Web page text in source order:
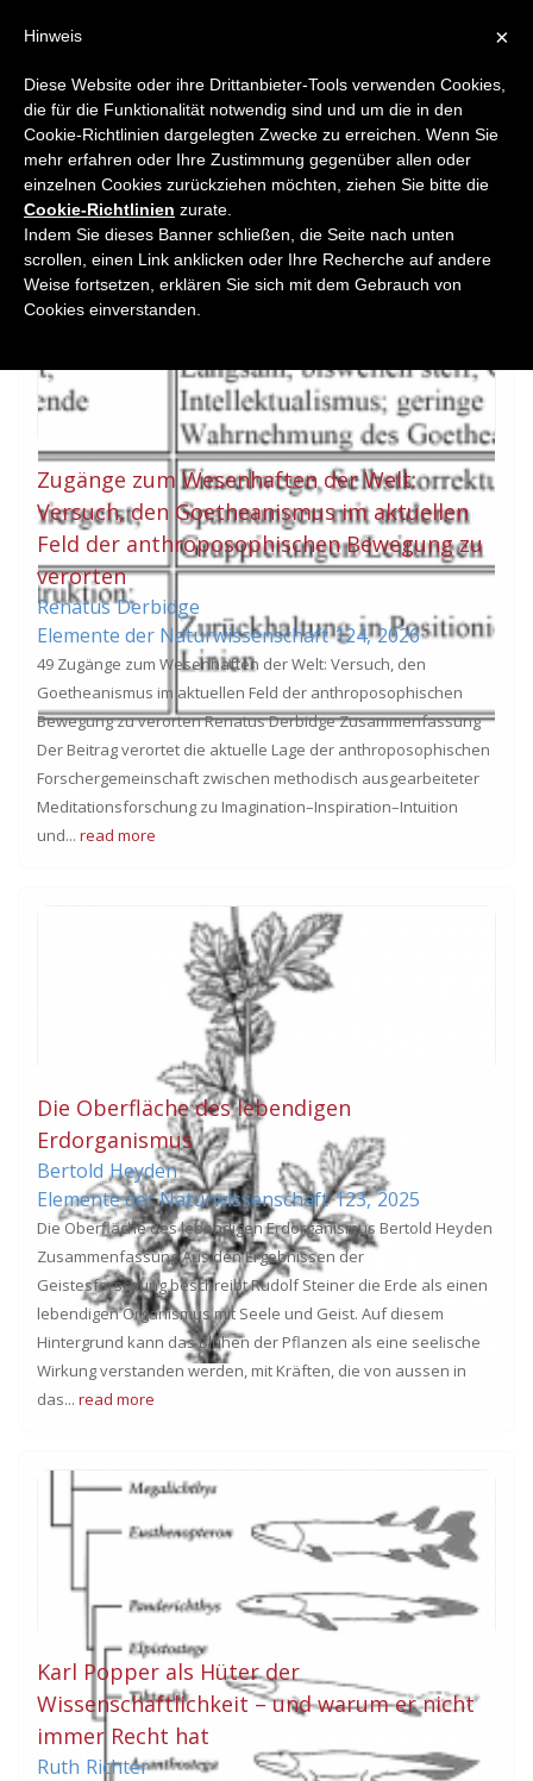
Home
Essay
Zugänge zum Wesenhaften der Welt:
Versuch, den Goetheanismus im aktuellen
Feld der anthroposophischen Bewegung zu
verorten
Renatus Derbidge
Elemente der Naturwissenschaft 124, 2026
49 Zugänge zum Wesenhaften der Welt: Versuch, den
Goetheanismus im aktuellen Feld der anthroposophischen
Bewegung zu verorten Renatus Derbidge Zusammenfassung
Der Beitrag verortet die aktuelle Lage der anthroposophischen
Forschergemeinschaft zwischen methodisch ausgearbeiteter
Meditationsforschung zu Imagination–Inspiration–Intuition
und... read more
Die Oberfläche des lebendigen
Erdorganismus
Bertold Heyden
Elemente der Naturwissenschaft 123, 2025
Die Oberfläche des lebendigen Erdorganismus Bertold Heyden
Zusammenfassung Aus den Ergebnissen der
Geistesforschung beschreibt Rudolf Steiner die Erde als einen
lebendigen Organismus mit Seele und Geist. Auf diesem
Hintergrund kann das Blühen der Pflanzen als eine seelische
Wirkung verstanden werden, mit Kräften, die von aussen in
das... read more
Karl Popper als Hüter der
Wissenschaftlichkeit – und warum er nicht
immer Recht hat
Ruth Richter
×
Hinweis
Diese Website oder ihre Drittanbieter-Tools verwenden Cookies,
die für die Funktionalität notwendig sind und um die in den
Cookie-Richtlinien dargelegten Zwecke zu erreichen. Wenn Sie
mehr erfahren oder Ihre Zustimmung gegenüber allen oder
einzelnen Cookies zurückziehen möchten, ziehen Sie bitte die
Cookie-Richtlinien zurate.
Indem Sie dieses Banner schließen, die Seite nach unten
scrollen, einen Link anklicken oder Ihre Recherche auf andere
Weise fortsetzen, erklären Sie sich mit dem Gebrauch von
Cookies einverstanden.